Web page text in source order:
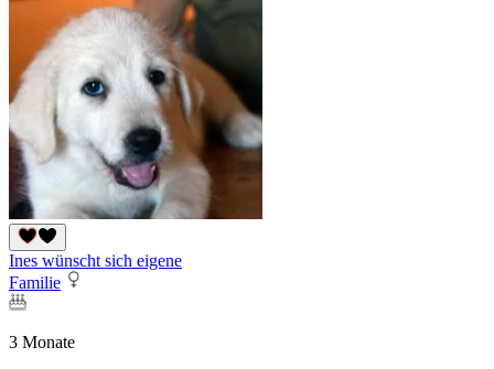
Ines wünscht sich eigene
Familie
3 Monate